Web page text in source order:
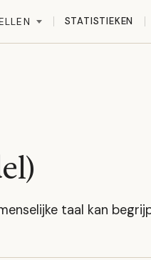
STATISTIEKEN
taal kan